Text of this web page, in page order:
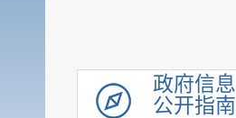
政府信息
公开指南
价格与减税降费
旅游